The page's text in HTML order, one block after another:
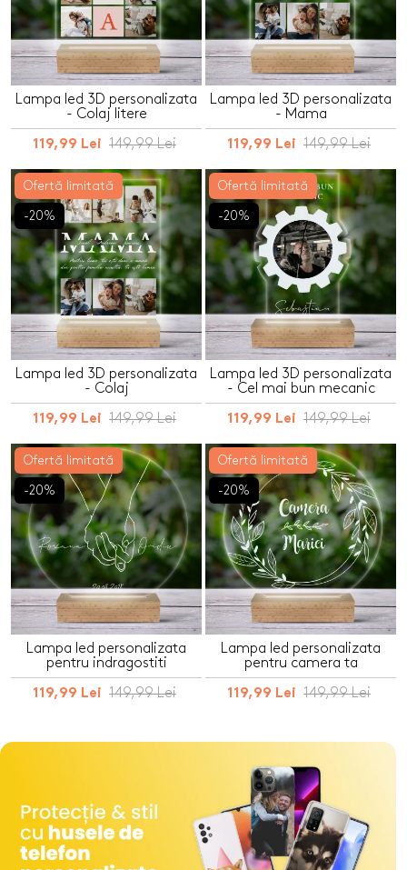
Lampa led 3D personalizata
- Colaj litere
119,99 Lei 149,99 Lei
Lampa led 3D personalizata
- Mama
119,99 Lei 149,99 Lei
Ofertă limitată
-20%
Lampa led 3D personalizata
- Colaj
119,99 Lei 149,99 Lei
Ofertă limitată
-20%
Lampa led 3D personalizata
- Cel mai bun mecanic
119,99 Lei 149,99 Lei
Ofertă limitată
-20%
Lampa led personalizata
pentru indragostiti
119,99 Lei 149,99 Lei
Ofertă limitată
-20%
Lampa led personalizata
pentru camera ta
119,99 Lei 149,99 Lei